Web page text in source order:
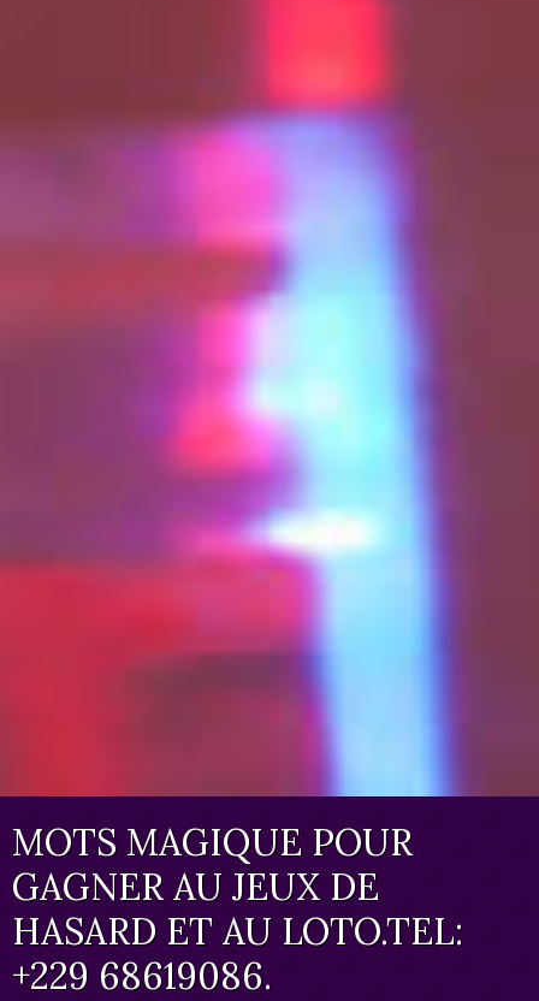
MOTS MAGIQUE POUR
GAGNER AU JEUX DE
HASARD ET AU LOTO.TEL:
+229 68619086.